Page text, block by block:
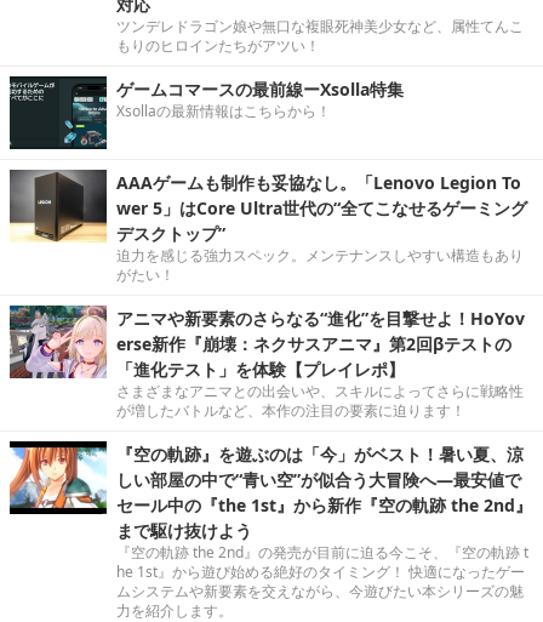
ツンデレドラゴン娘や無口な複眼死神美少女など、属性てんこ
もりのヒロインたちがアツい！
ゲームコマースの最前線ーXsolla特集
Xsollaの最新情報はこちらから！
AAAゲームも制作も妥協なし。「Lenovo Legion To
wer 5」はCore Ultra世代の“全てこなせるゲーミング
デスクトップ”
迫力を感じる強力スペック。メンテナンスしやすい構造もあり
がたい！
アニマや新要素のさらなる“進化”を目撃せよ！HoYov
erse新作『崩壊：ネクサスアニマ』第2回βテストの
「進化テスト」を体験【プレイレポ】
さまざまなアニマとの出会いや、スキルによってさらに戦略性
が増したバトルなど、本作の注目の要素に迫ります！
『空の軌跡』を遊ぶのは「今」がベスト！暑い夏、涼
しい部屋の中で“青い空”が似合う大冒険へ―最安値で
セール中の『the 1st』から新作『空の軌跡 the 2nd』
まで駆け抜けよう
『空の軌跡 the 2nd』の発売が目前に迫る今こそ、『空の軌跡 t
he 1st』から遊び始める絶好のタイミング！ 快適になったゲー
ムシステムや新要素を交えながら、今遊びたい本シリーズの魅
力を紹介します。